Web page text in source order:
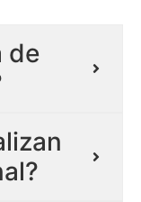
de